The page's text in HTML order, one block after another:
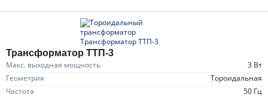
Трансформатор ТТП-3
Макс. выходная мощность
3 Вт
Геометрия
тороидальная
Частота
50 Гц